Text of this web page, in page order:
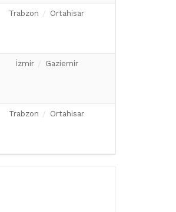
Trabzon Ortahisar
İzmir Gaziemir
Trabzon Ortahisar